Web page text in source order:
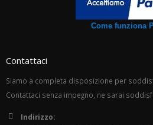
Come funziona
Contattaci
Siamo a completa disposizione per
Contattaci senza impegno, ne sarai
Indirizzo: